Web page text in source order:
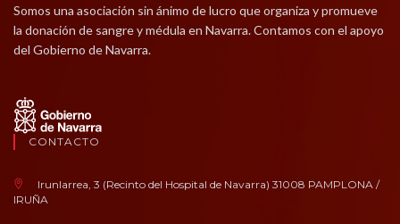
Somos una asociación sin ánimo de lucro que organiza y promueve
la donación de sangre y médula en Navarra. Contamos con el apoyo
del Gobierno de Navarra.
CONTACTO
Irunlarrea, 3 (Recinto del Hospital de Navarra) 31008 PAMPLONA /
IRUÑA